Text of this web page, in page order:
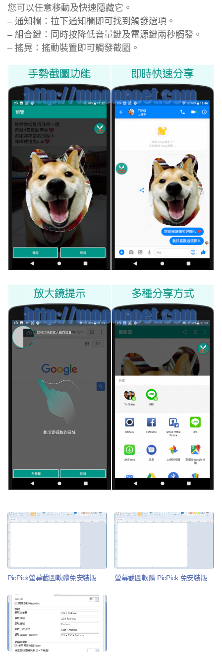
您可以任意移動及快速隱藏它。
– 通知欄：拉下通知欄即可找到觸發選項。
– 組合鍵：同時按降低音量鍵及電源鍵兩秒觸發。
– 搖晃：搖動裝置即可觸發截圖。
PicPick螢幕截圖軟體免安裝版 螢幕截圖軟體 PicPick 免安裝版